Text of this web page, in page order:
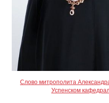
Слово митрополита
Успенском